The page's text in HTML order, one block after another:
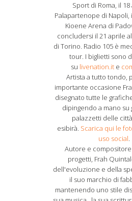
Sport di Roma, il
Palapartenope di Napoli,
Kioene Arena di
concludersi il 21 aprile
di Torino. Radio 105 è
tour. I biglietti sono
su livenation.ite
Artista a tutto tondo,
importante occasione
disegnato tutte le
dipingendo a mano su
palazzetti delle
esibirà. Scarica qui le
uso social.
Autore e
progetti, Frah
dell'evoluzione e della
il suo marchio di
mantenendo uno stile